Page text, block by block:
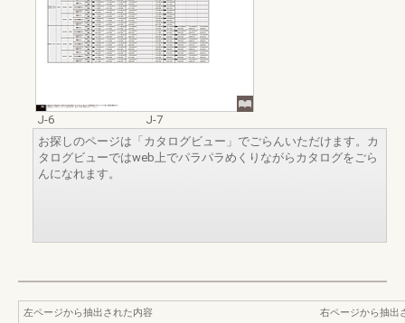
J-6
J-7
お探しのページは「カタログビュー」でごらんいただけます。カ
タログビューではweb上でパラパラめくりながらカタログをごら
んになれます。
左ページから抽出された内容
右ページから抽出